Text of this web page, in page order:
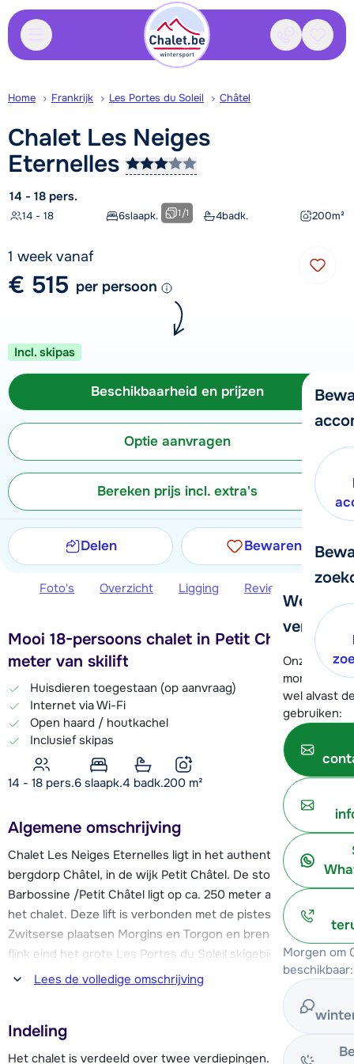
Contact
We
verder!
Onze
moment
wel alvast
gebruiken:
Morgen om
beschikbaar:
Home Frankrijk Les Portes du Soleil Châtel
Chalet Les Neiges
Eternelles
14 - 18 pers.
14 - 18 6slaapk. 4badk. 200m²
1/1
1 week vanaf
€ 515 per persoon
Incl. skipas
Beschikbaarheid en prijzen
Optie aanvragen
Bereken prijs incl. extra's
Delen Bewaren
Foto's Overzicht Ligging Reviews
Mooi 18-persoons chalet in Petit Châtel, 250
meter van skilift
Huisdieren toegestaan (op aanvraag)
Internet via Wi-Fi
Open haard / houtkachel
Inclusief skipas
14 - 18 pers.6 slaapk.4 badk.200 m²
Algemene omschrijving
Chalet Les Neiges Eternelles ligt in het authentieke
bergdorp Châtel, in de wijk Petit Châtel. De stoeltjeslift
Barbossine /Petit Châtel ligt op ca. 250 meter afstand van
het chalet. Deze lift is verbonden met de pistes van de
Zwitserse plaatsen Morgins en Torgon en brengt je dus een
flink eind het grote Les Portes du Soleil skigebied in, tot op
een hoogte van zeker 1900 meter. Les Portes du Soleil heeft
een grote hoeveelheid pistes voor wintersporters van alle
niveaus. De skibus naar het centrum en de Linga stoeltjeslift
vertrekt ongeveer 250 meter van het chalet vandaan (bij
Barbossine/Petit Châtel skilift) en rijdt ca. elke 20 minuten.
Lees de volledige omschrijving
Indeling
Het chalet is verdeeld over twee verdiepingen.